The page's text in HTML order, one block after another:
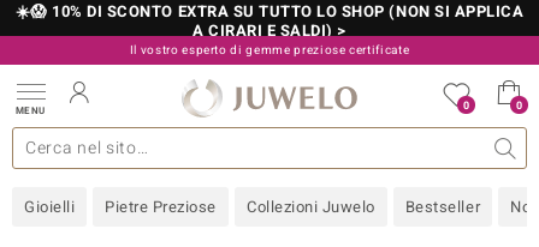
☀️😱 10% DI SCONTO EXTRA SU TUTTO LO SHOP (NON SI APPLICA
A CIRARI E SALDI) >
Il vostro esperto di gemme preziose certificate
800 986 787
MENU 0 0
Gioielli Pietre Preziose Collezioni Juwelo Bestseller
gioielli Design Metallo prezioso Misure anelli
più importanti Pietre preziose per colore Pietre preziose
Informazioni generali Approfondimenti Consigli
Acquistare in diretta Juwelo